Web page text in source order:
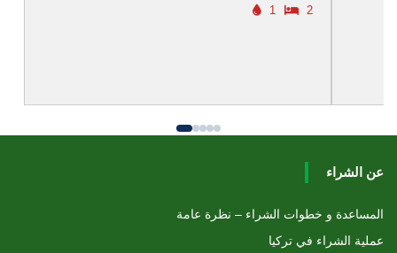
2
1
عن الشراء
المساعدة و خطوات الشراء – نظرة عامة
عملية الشراء في تركيا